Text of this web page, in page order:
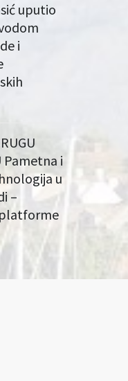
uputio
i
Pametna i
u
–
platforme